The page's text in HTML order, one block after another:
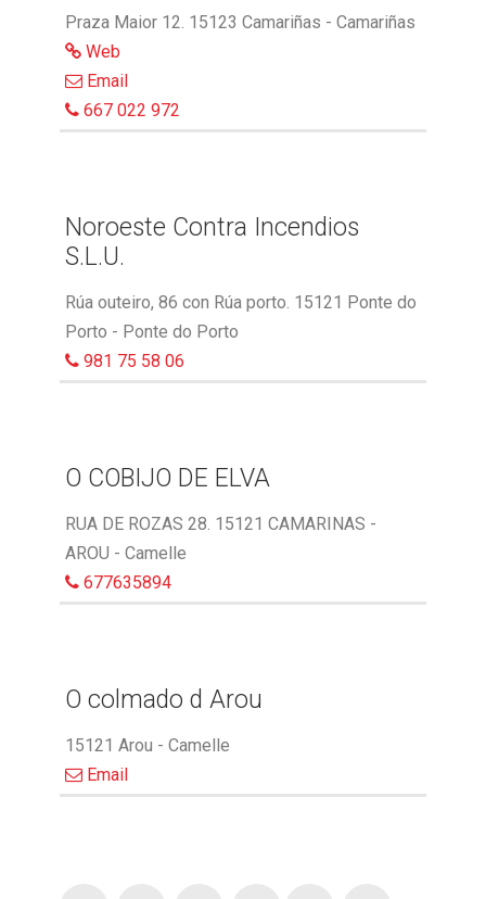
Praza Maior 12. 15123 Camariñas - Camariñas
Web
Email
667 022 972
Noroeste Contra Incendios
S.L.U.
Rúa outeiro, 86 con Rúa porto. 15121 Ponte do
Porto - Ponte do Porto
981 75 58 06
O COBIJO DE ELVA
RUA DE ROZAS 28. 15121 CAMARINAS -
AROU - Camelle
677635894
O colmado d Arou
15121 Arou - Camelle
Email